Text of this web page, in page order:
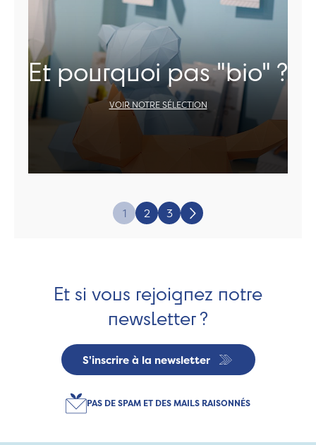
Et pourquoi pas "bio" ?
VOIR NOTRE SÉLECTION
1 2 3 Suivant
Et si vous rejoignez notre
newsletter ?
S'inscrire à la newsletter
PAS DE SPAM ET DES MAILS RAISONNÉS